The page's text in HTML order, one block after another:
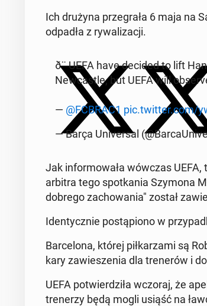
Ich drużyna prze­gra­ła 6 maja na
odpadła z ry­wa­li­za­cji.
ð¨ UEFA have decided to lift
New­ca­stle, but UEFA will
— @FCBRAC1 pic.twitter.com/
— Barça Uni­ver­sal
Jak in­for­mo­wa­ła wówczas
arbitra tego spo­tka­nia Szymona
dobrego za­cho­wa­nia" został
Iden­tycz­nie po­stą­pio­no w
Bar­ce­lo­na, której pił­ka­rza­mi są
kary za­wie­sze­nia dla tre­ne­rów i
UEFA po­twier­dzi­ła wczoraj, że
tre­ne­rzy będą mogli usiąść na